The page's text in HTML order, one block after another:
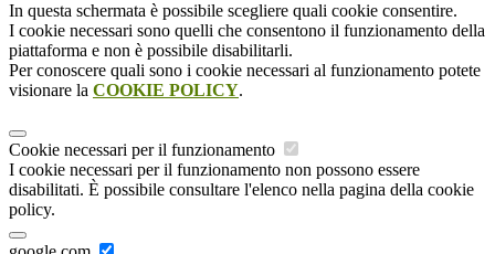
In questa schermata è possibile scegliere quali cookie consentire.
I cookie necessari sono quelli che consentono il funzionamento della
piattaforma e non è possibile disabilitarli.
Per conoscere quali sono i cookie necessari al funzionamento potete
visionare la COOKIE POLICY.
Cookie necessari per il funzionamento
I cookie necessari per il funzionamento non possono essere
disabilitati. È possibile consultare l'elenco nella pagina della cookie
policy.